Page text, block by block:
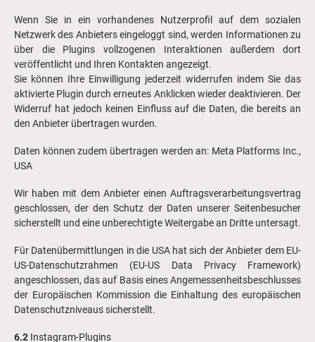
Wenn Sie in ein vorhandenes Nutzerprofil auf dem sozialen
Netzwerk des Anbieters eingeloggt sind, werden Informationen zu
über die Plugins vollzogenen Interaktionen außerdem dort
veröffentlicht und Ihren Kontakten angezeigt.
Sie können Ihre Einwilligung jederzeit widerrufen indem Sie das
aktivierte Plugin durch erneutes Anklicken wieder deaktivieren. Der
Widerruf hat jedoch keinen Einfluss auf die Daten, die bereits an
den Anbieter übertragen wurden.
Daten können zudem übertragen werden an: Meta Platforms Inc.,
USA
Wir haben mit dem Anbieter einen Auftragsverarbeitungsvertrag
geschlossen, der den Schutz der Daten unserer Seitenbesucher
sicherstellt und eine unberechtigte Weitergabe an Dritte untersagt.
Für Datenübermittlungen in die USA hat sich der Anbieter dem EU-
US-Datenschutzrahmen (EU-US Data Privacy Framework)
angeschlossen, das auf Basis eines Angemessenheitsbeschlusses
der Europäischen Kommission die Einhaltung des europäischen
Datenschutzniveaus sicherstellt.
6.2 Instagram-Plugins